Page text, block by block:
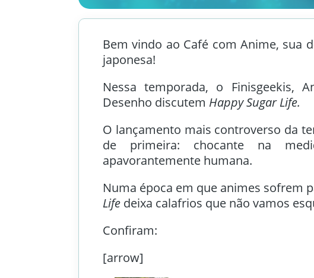
Bem vindo ao Café com Anime, sua
japonesa!
Nessa temporada, o Finisgeekis,
Desenho discutem Happy Sugar Life.
O lançamento mais controverso da
de primeira: chocante na
apavorantemente humana.
Numa época em que animes sofrem
Life deixa calafrios que não vamos
Confiram:
[arrow]